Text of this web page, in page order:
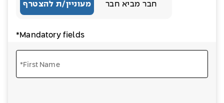
מעוניין/ת להצטרף חבר מביא חבר
*Mandatory fields
*First Name